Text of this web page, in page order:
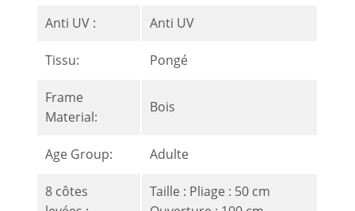
Anti UV : Anti UV
Tissu: Pongé
Frame
Material:
Bois
Age Group: Adulte
8 côtes
Taille : Pliage : 50 cm